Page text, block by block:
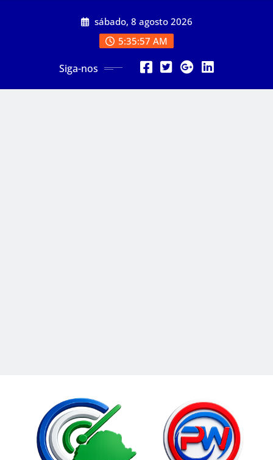
sábado, 8 agosto 2026
5:35:59 AM
Siga-nos